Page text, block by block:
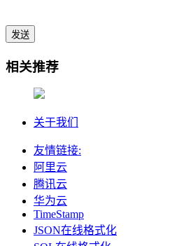
发送
相关推荐
关于我们
友情链接:
阿里云
腾讯云
华为云
TimeStamp
JSON在线格式化